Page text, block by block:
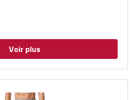
Voir plus